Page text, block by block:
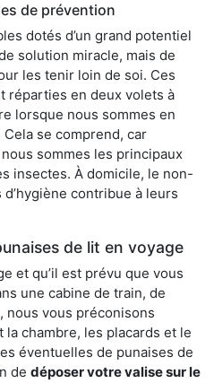
de prévention
dotés d’un grand potentiel
solution miracle, mais de
les tenir loin de soi. Ces
réparties en deux volets à
lorsque nous sommes en
se comprend, car
sommes les principaux
insectes. À domicile, le non-
contribue à leurs
de lit en voyage
et qu’il est prévu que vous
une cabine de train, de
nous vous préconisons
chambre, les placards et le
éventuelles de punaises de
de déposer votre valise sur le